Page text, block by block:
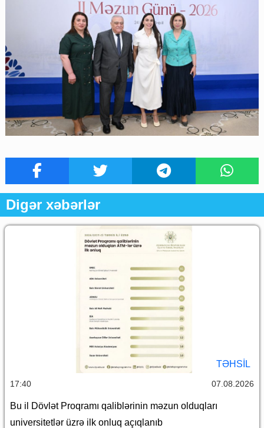
Digər xəbərlər
TƏHSIL
17:40 07.08.2026
Bu il Dövlət Proqramı qaliblərinin məzun olduqları
universitetlər üzrə ilk onluq açıqlanıb